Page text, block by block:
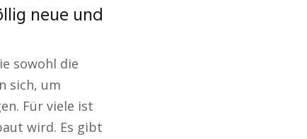
neue und
sowohl die
sich, um
Für viele ist
wird. Es gibt